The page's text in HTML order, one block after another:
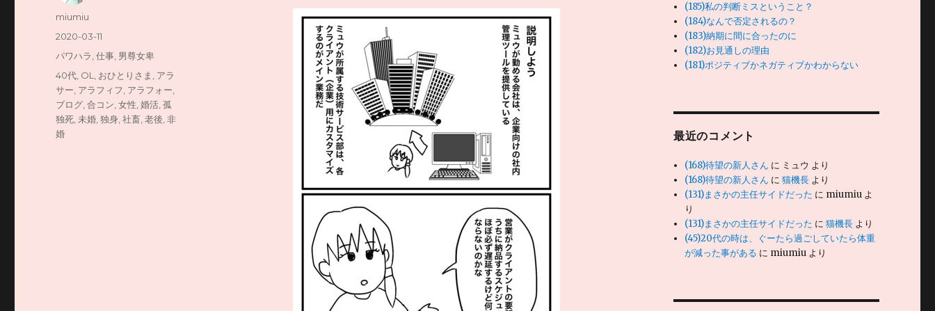
投
miumiu
投
稿
2020-03-11
カ
ゴ
リ
ー
パワハラ ,仕事 男尊女卑
タ
グ
40代 OL おひとりさま
アラ
サー アラフィフ アラフォー
ブログ ,合コン ,女性 ,婚活 ,孤
独死 未婚 ,独身 ,社畜 ,老後 ,非
婚
(185)私の判断ミスということ？
(184)なんで否定されるの？
(183)納期に間に合ったのに
(182)お見通しの理由
(181)ポジティブかネガティブかわからない
最近のコメント
(168)待望の新人さん に ミュウ より
(168)待望の新人さん に猫機長 より
(131)まさかの主任サイドだった に miumiu よ
り
(131)まさかの主任サイドだった に猫機長 より
(45)20代の時は、ぐーたら過ごしていたら体重
が減った事がある に miumiu より